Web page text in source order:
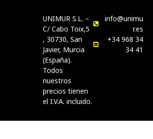
UNIMUR S.L. –
C/ Cabo Toix,5
, 30730, San
Javier, Murcia
(España).
Todos
nuestros
precios tienen
el I.V.A. incluido.
info@unimu
r.es
+34 968 34
34 41